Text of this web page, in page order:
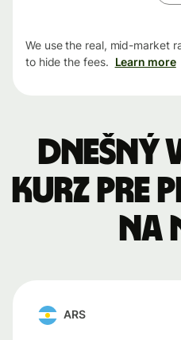
We use the real, mid-market
to hide the fees. Learn more
Dnešný
kurz pre
na
ARS